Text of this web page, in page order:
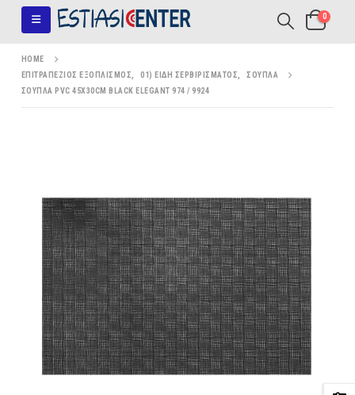
0
HOME
ΕΠΙΤΡΑΠΈΖΙΟΣ ΕΞΟΠΛΙΣΜΌΣ
01) ΕΊΔΗ ΣΕΡΒΙΡΊΣΜΑΤΟΣ
ΣΟΥΠΛΆ
ΣΟΥΠΛΑ PVC 45X30CM BLACK ELEGANT 974 / 9924